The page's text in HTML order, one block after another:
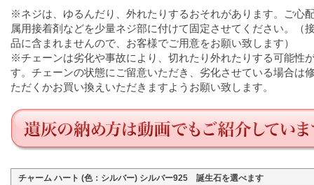
※ネジは、ゆるんだり、外れたりするおそれがあります。ご心
属用接着剤などを少量ネジ部に付けて固定させてください。（
品に含まれませんので、お客様でご用意をお願い致します）
※チェーンは劣化や事故により、切れたり外れたりする可能性
す。チェーンの状態にご留意いただき、劣化させている場合は
ただくかお買い換えいただきますようお願い致します。
チャーム ハート (色：シルバー) シルバー925 誕生石を選べます